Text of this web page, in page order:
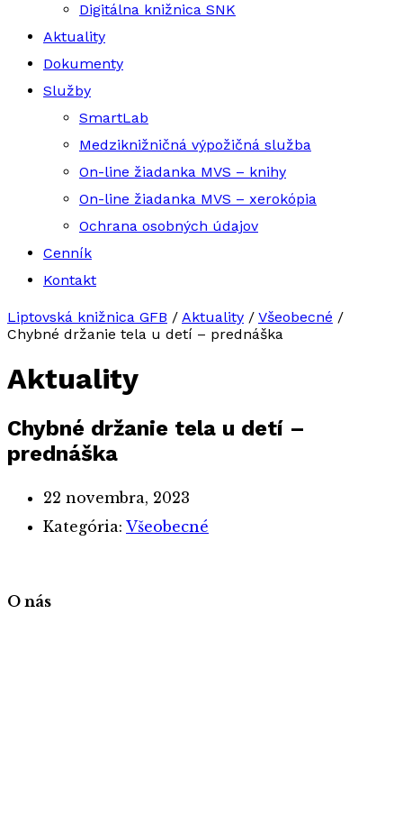
Digitálna knižnica SNK
Aktuality
Dokumenty
Služby
SmartLab
Medziknižničná výpožičná služba
On-line žiadanka MVS – knihy
On-line žiadanka MVS – xerokópia
Ochrana osobných údajov
Cenník
Kontakt
Liptovská knižnica GFB / Aktuality / Všeobecné /
Chybné držanie tela u detí – prednáška
Aktuality
Chybné držanie tela u detí –
prednáška
22 novembra, 2023
Kategória: Všeobecné
O nás